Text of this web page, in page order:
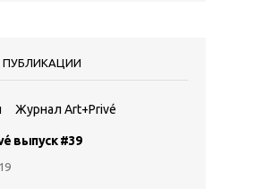
ПУБЛИКАЦИИ
Журнал Art+Privé
выпуск #39